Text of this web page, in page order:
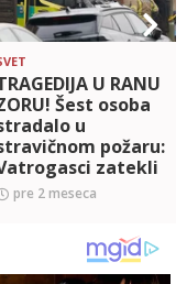
U RANU
Šest osoba
u
požaru:
zatekli
prizor u kući
pre 2 meseca